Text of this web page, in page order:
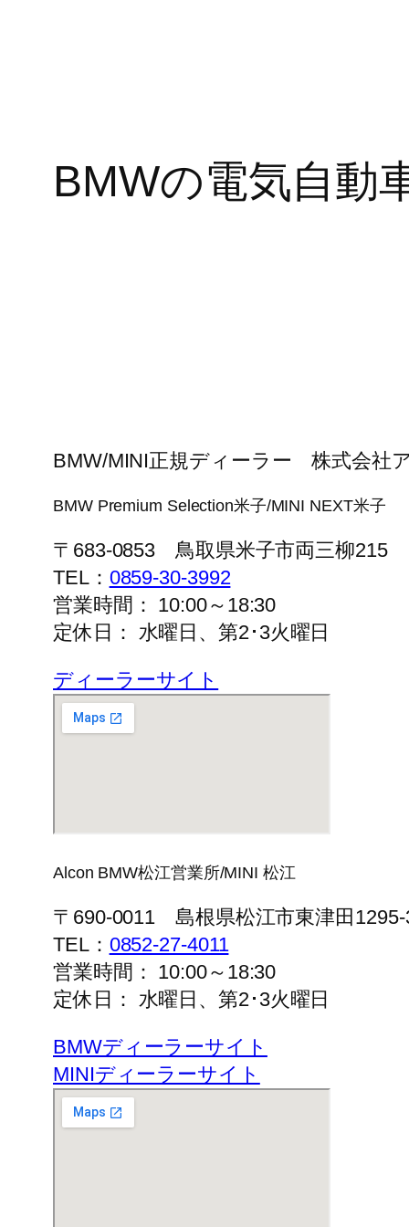
BMWの電気自動
BMW/MINI正規ディーラー 株式会社
BMW Premium Selection米子/MINI NEXT米子
〒683-0853 鳥取県米子市両三柳215
TEL： 0859-30-3992
営業時間： 10:00～18:30
定休日： 水曜日、第2･3火曜日
ディーラーサイト
Alcon BMW松江営業所/MINI 松江
〒690-0011 島根県松江市東津田1295-
TEL： 0852-27-4011
営業時間： 10:00～18:30
定休日： 水曜日、第2･3火曜日
BMWディーラーサイト
MINIディーラーサイト